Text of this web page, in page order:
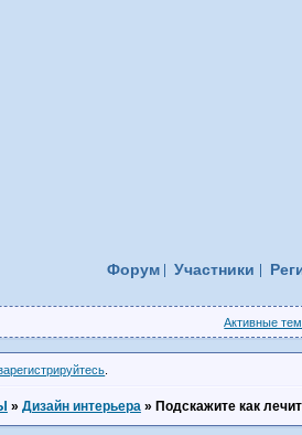
Форум Участники
Активные
» Дизайн интерьера » Подскажите как